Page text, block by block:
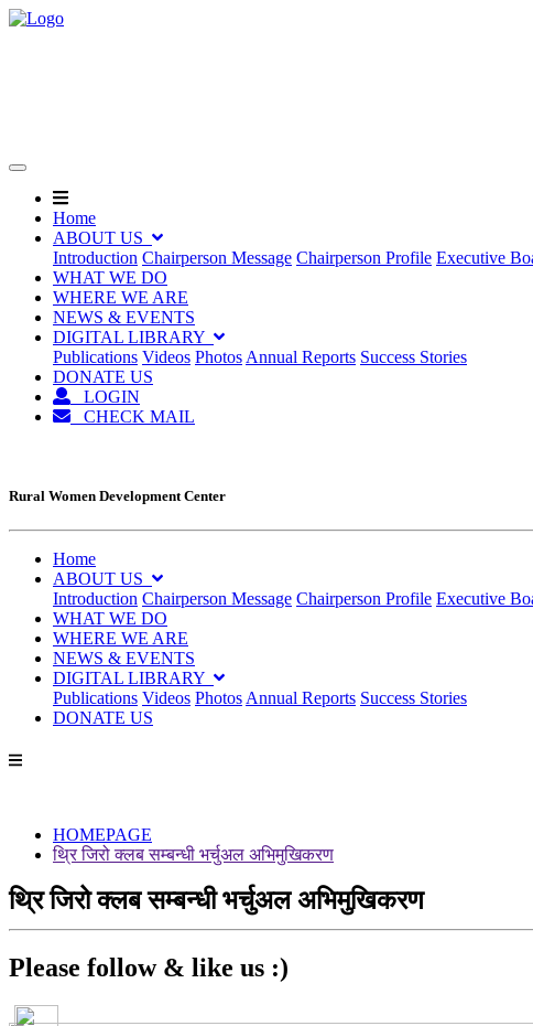
(current)
Home(current)
ABOUT US
Introduction Chairperson Message Chairperson Profile Executive
WHAT WE DO
WHERE WE ARE
NEWS & EVENTS
DIGITAL LIBRARY
Publications Videos Photos Annual Reports Success Stories
DONATE US
LOGIN
CHECK MAIL
Rural Women Development Center
Home
ABOUT US
Introduction Chairperson Message Chairperson Profile Executive
WHAT WE DO
WHERE WE ARE
NEWS & EVENTS
DIGITAL LIBRARY
Publications Videos Photos Annual Reports Success Stories
DONATE US
HOMEPAGE
थ्रि जिरो क्लब सम्बन्धी भर्चुअल अभिमुखिकरण
थ्रि जिरो क्लब सम्बन्धी भर्चुअल अभिमुखिकरण
Please follow & like us :)